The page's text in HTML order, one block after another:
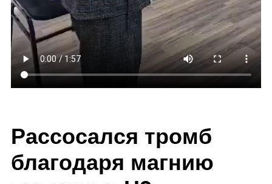
Рассосался тромб
благодаря магнию